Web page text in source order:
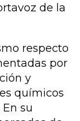
de la
respecto
por
y
químicos
su